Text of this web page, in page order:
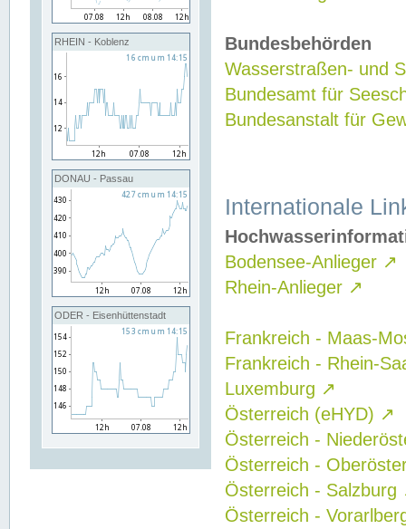
RHEIN - Koblenz
DONAU - Passau
ODER - Eisenhüttenstadt
Bundesbehörden
Wasserstraßen- und
Bundesamt für
Bundesanstalt für
Internationale
Bodensee-Anlieger ↗
Rhein-Anlieger ↗
Frankreich - Maas-
Frankreich - Rhein-
Luxemburg ↗
Österreich (eHYD) ↗
Österreich -
Österreich -
Österreich - Salzburg
Österreich -